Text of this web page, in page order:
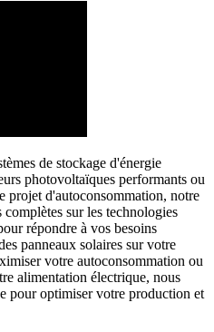
de stockage d'énergie
photovoltaïques performants ou
projet d'autoconsommation, notre
sur les technologies
répondre à vos besoins
panneaux solaires sur votre
votre autoconsommation ou
alimentation électrique, nous
pour optimiser votre production et